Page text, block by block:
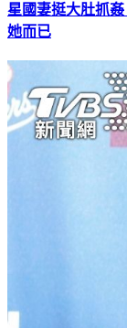
星國妻挺大肚抓
她而已